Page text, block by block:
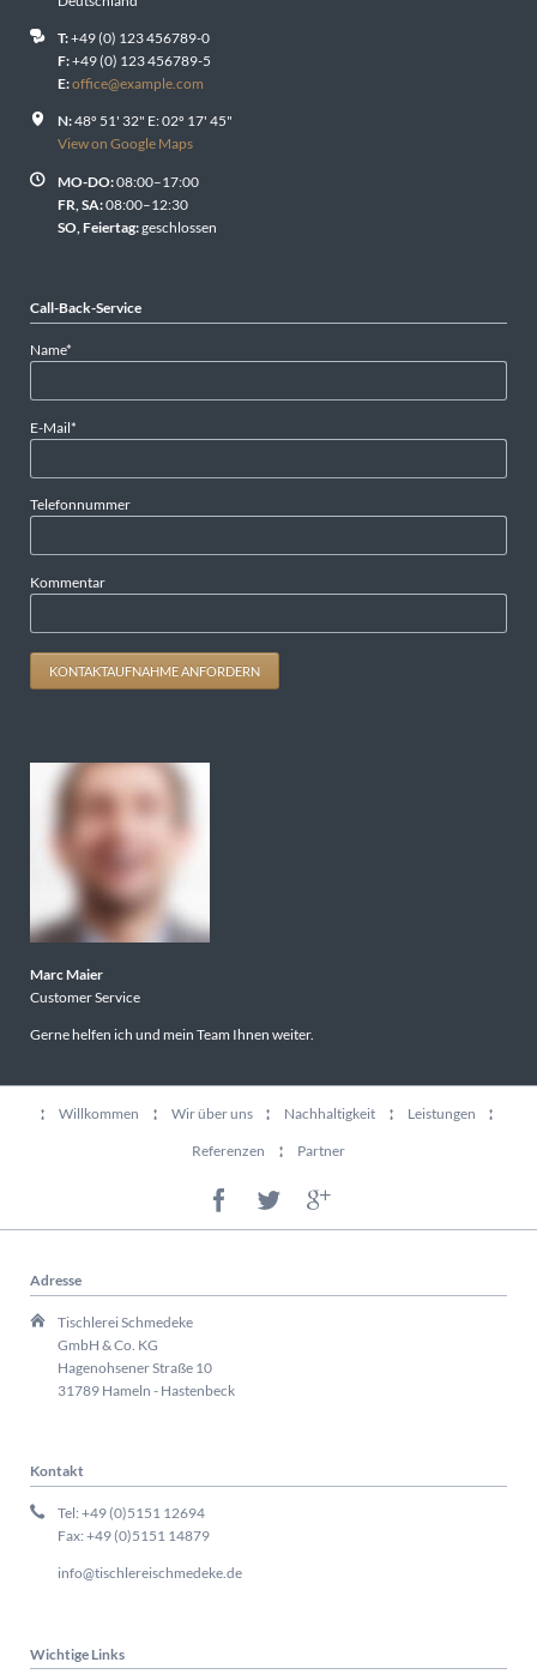
T:+49 (0) 123 456789-0
F:+49 (0) 123 456789-5
E:office@example.com
N:48º 51' 32" E: 02º 17' 45"
View on Google Maps
MO-DO:08:00–17:00
FR, SA:08:00–12:30
SO, Feiertag:geschlossen
Call-Back-Service
Pflichtfeld
Name*
Pflichtfeld
E-Mail*
Telefonnummer
Kommentar
KONTAKTAUFNAHME ANFORDERN
Marc Maier
Customer Service
Gerne helfen ich und mein Team Ihnen weiter.
Navigation
Willkommen Wir über uns Nachhaltigkeit Leistungen
Referenzen Partner
Adresse
Tischlerei Schmedeke
GmbH & Co. KG
Hagenohsener Straße 10
31789 Hameln - Hastenbeck
Kontakt
Tel: +49 (0)5151 12694
Fax: +49 (0)5151 14879
info@tischlereischmedeke.de
Wichtige Links